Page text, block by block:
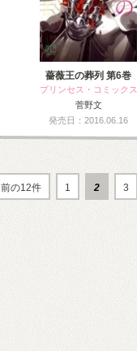
薔薇王の葬列 第6巻
プリンセス・コミックス
菅野文
発売日：2016.06.16
前の12件 1 2 3